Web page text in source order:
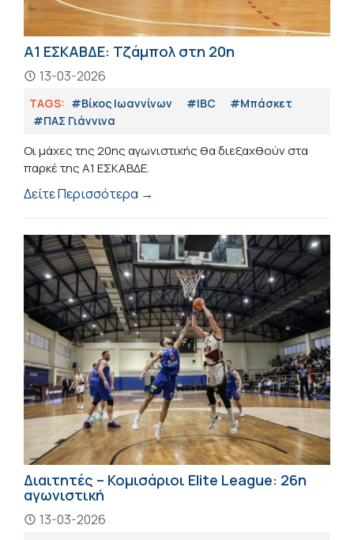
Α1 ΕΣΚΑΒΔΕ: Τζάμπολ στη 20η
13-03-2026
TAGS: #Βίκος Ιωαννίνων #IBC
#Μπάσκετ
#ΠΑΣ Γιάννινα
Οι μάχες της 20ης αγωνιστικής θα διεξαχθούν στα
παρκέ της Α1 ΕΣΚΑΒΔΕ.
Δείτε Περισσότερα →
Διαιτητές – Κομισάριοι Elite League: 26η
αγωνιστική
13-03-2026